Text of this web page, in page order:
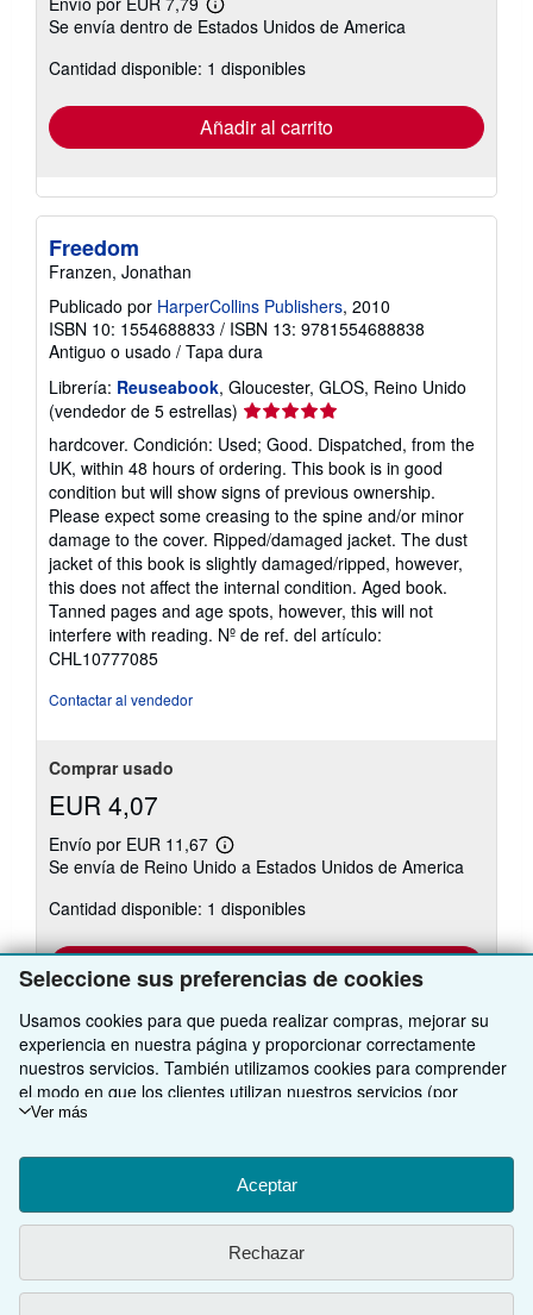
Seleccione sus preferencias de cookies
Usamos cookies para que pueda realizar compras, mejorar su
experiencia en nuestra página y proporcionar correctamente
nuestros servicios. También utilizamos cookies para comprender
el modo en que los clientes utilizan nuestros servicios (por
ejemplo, midiendo las visitas al sitio) y así poder realizar mejoras.
para mostrar contenido relevante en los anuncios y medir el
rendimiento de los mismos. Elija Rechazar si noestá de acuerdo
o Personalizar para obtener más información. Puede cambiar sus
opciones en cualquier momento visitando las
Para saber más sobre cómo se utilizan las cookies, visite
nuestroAviso de cookies. Para saber más sobre cómo usa
Ver más
Aceptar
Rechazar
Más
información
las
tarifas
envío
Se envía dentro de Estados Unidos de America
Cantidad disponible: 1 disponibles
Añadir al carrito
Freedom
Franzen, Jonathan
Publicado por HarperCollins Publishers, 2010
ISBN 10: 1554688833 / ISBN 13: 9781554688838
Antiguo o usado / Tapa dura
Librería: Reuseabook, Gloucester, GLOS, Reino Unido
(vendedor de 5 estrellas) Calificación
del
vendedor:
5
de
5
estrellas
hardcover. Condición: Used; Good. Dispatched, from the
UK, within 48 hours of ordering. This book is in good
condition but will show signs of previous ownership.
Please expect some creasing to the spine and/or minor
damage to the cover. Ripped/damaged jacket. The dust
jacket of this book is slightly damaged/ripped, however,
this does not affect the internal condition. Aged book.
Tanned pages and age spots, however, this will not
interfere with reading. Nº de ref. del artículo:
CHL10777085
Contactar al vendedor
Comprar usado
EUR 4,07
Envío por EUR 11,67
Más
información
las
tarifas
de
envío
Se envía de Reino Unido a Estados Unidos de America
Cantidad disponible: 1 disponibles
Añadir al carrito
Existen otras 11copia(s) de este libro
VOLVER AL INICIO